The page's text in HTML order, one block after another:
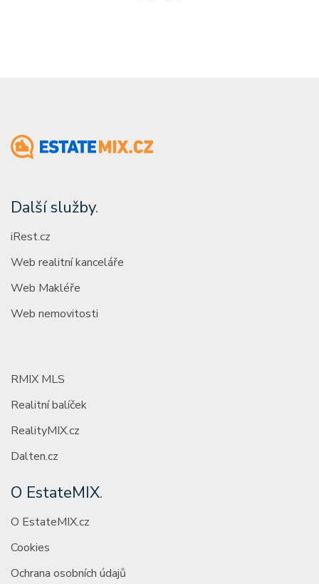
Další služby.
iRest.cz
Web realitní kanceláře
Web Makléře
Web nemovitosti
RMIX MLS
Realitní balíček
RealityMIX.cz
Dalten.cz
O EstateMIX.
O EstateMIX.cz
Cookies
Ochrana osobních údajů